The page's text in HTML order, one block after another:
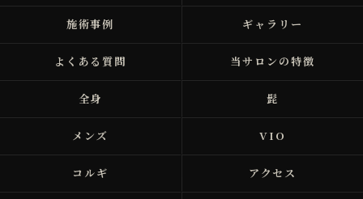
施術事例 ギャラリー
よくある質問 当サロンの特徴
全身 髭
メンズ VIO
コルギ アクセス